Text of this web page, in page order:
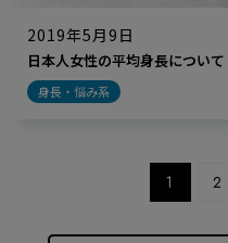
2019年5月9日
日本人女性の平均身長について
身長・悩み系
1 2